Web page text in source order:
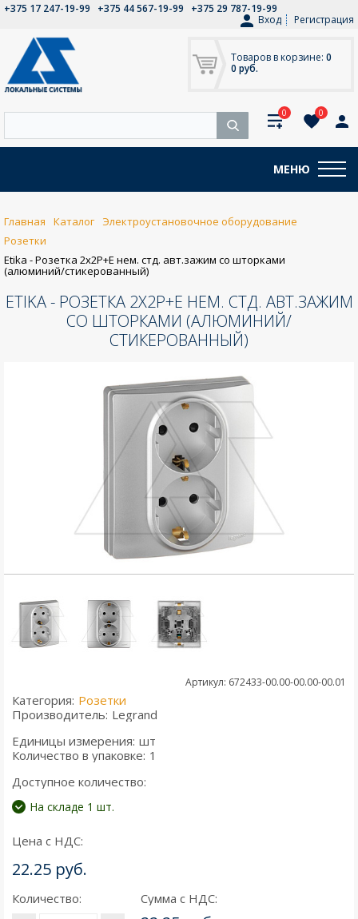
+375 17 247-19-99 +375 44 567-19-99
+375 29 787-19-99
Вход
Регистрация
Товаров в корзине: 0
0 руб.
0 0
МЕНЮ
Главная Каталог
Электроустановочное оборудование
Розетки
Etika - Розетка 2x2P+E нем. стд. авт.зажим со шторками
(алюминий/стикерованный)
ETIKA - РОЗЕТКА 2X2P+E НЕМ. СТД. АВТ.ЗАЖИМ
СО ШТОРКАМИ (АЛЮМИНИЙ/
СТИКЕРОВАННЫЙ)
Артикул: 672433-00.00-00.00-00.01
Категория: Розетки
Производитель: Legrand
Единицы измерения: шт
Количество в упаковке: 1
Доступное количество:
На складе 1 шт.
Цена с НДС:
22.25 руб.
Количество: Сумма с НДС: